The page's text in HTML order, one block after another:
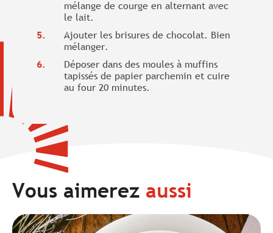
mélange de courge en alternant avec
le lait.
Ajouter les brisures de chocolat. Bien
mélanger.
Déposer dans des moules à muffins
tapissés de papier parchemin et cuire
au four 20 minutes.
Vous aimerez aussi